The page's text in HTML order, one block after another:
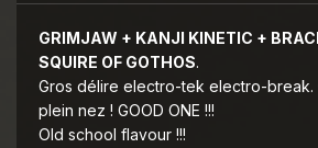
GRIMJAW + KANJI KINETIC +
SQUIRE OF GOTHOS.
Gros délire electro-tek electro-break.
plein nez ! GOOD ONE !!!
Old school flavour !!!